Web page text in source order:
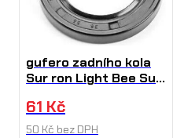
gufero zadního kola
Sur ron Light Bee Sur
61 Kč
50 Kč bez DPH